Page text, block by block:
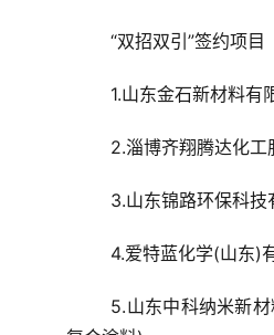
“双招双引”签约项目
1.山东金石新材料有
2.淄博齐翔腾达化
3.山东锦路环保科
4.爱特蓝化学(山东)
5.山东中科纳米新